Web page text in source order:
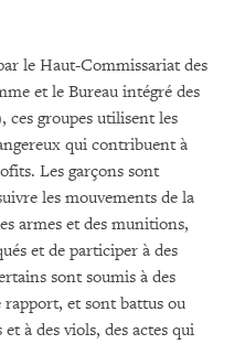
le Haut-Commissariat des
et le Bureau intégré des
groupes utilisent les
qui contribuent à
Les garçons sont
les mouvements de la
armes et des munitions,
et de participer à des
sont soumis à des
et sont battus ou
à des viols, des actes qui